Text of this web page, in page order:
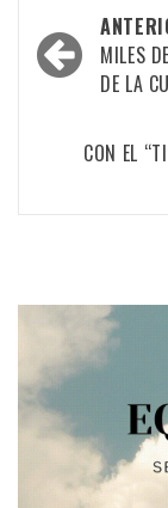
por
entradas
MILES
DE LA
CON EL